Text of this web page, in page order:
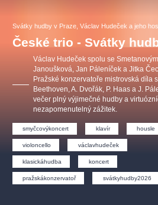
Svátky hudby v Praze, Václav Hudeček a jeho
České trio - Svátky
Václav Hudeček spolu se
Janoušková, Jan Páleníček a Jitka
Pražské konzervatoře mistrovská díla
Beethoven, A. Dvořák, P. Haas a J.
večer plný výjimečné hudby a
nezapomenutelný zážitek.
smyčcovýkoncert klavír housle
violoncello václavhudeček
klasickáhudba koncert
pražskákonzervatoř svátkyhudby2026
OBYČEJNÁ HOLKA
Agentura 44, s.r.o.
Pink Panther
s.r.o.
Ostatní hledají
muzikálypraha
Nejnavštěvovanější
muzikálypraha divadlopraha
rudolfinum muzikál národnídivadlo